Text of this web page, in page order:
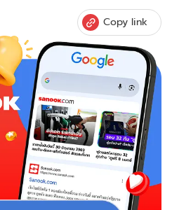
Copy link